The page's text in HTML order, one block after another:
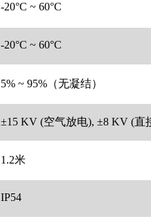
-20°C ~ 60°C
-20°C ~ 60°C
5% ~ 95%（无凝结）
±15 KV (空气放电), ±8 KV (直
1.2米
IP54